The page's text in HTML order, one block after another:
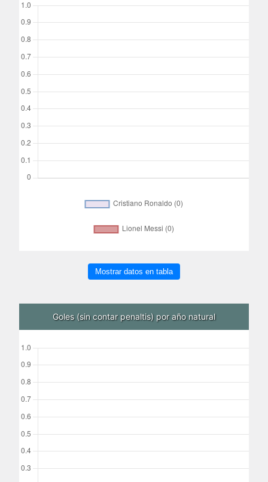
Mostrar datos en tabla
Goles (sin contar penaltis) por año natural